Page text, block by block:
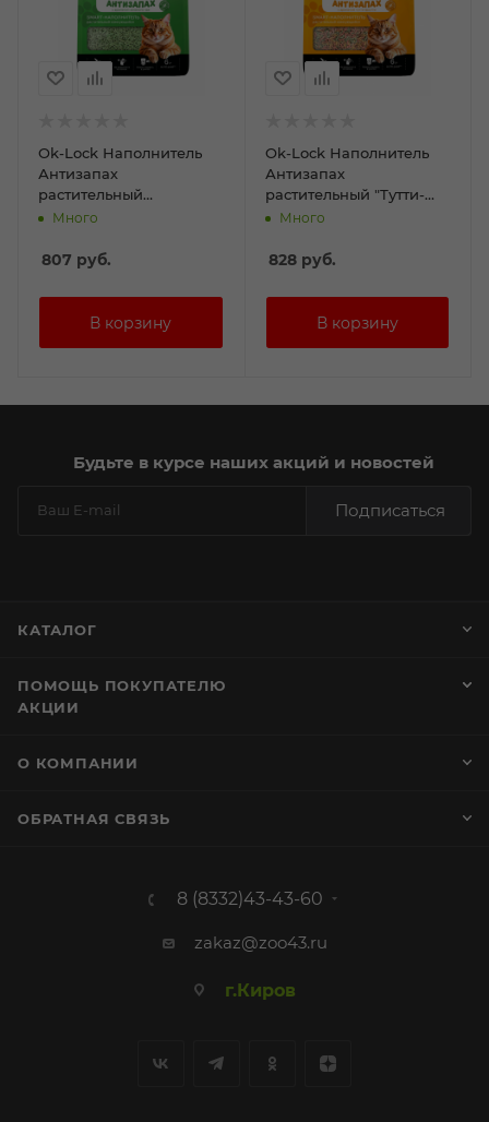
Ok-Lock Наполнитель
Антизапах
растительный
"ЗЕЛЕНЫЙ ЧАЙ" 6л
Много
807 руб.
Ok-Lock Наполнитель
Антизапах
растительный "Тутти-
Фрутти" 6л
Много
828руб.
Будьте в курсе наших акций и новостей
Подписаться
КАТАЛОГ
ПОМОЩЬ ПОКУПАТЕЛЮ
АКЦИИ
О КОМПАНИИ
ОБРАТНАЯ СВЯЗЬ
8 (8332)43-43-60
zakaz@zoo43.ru
г.Киров